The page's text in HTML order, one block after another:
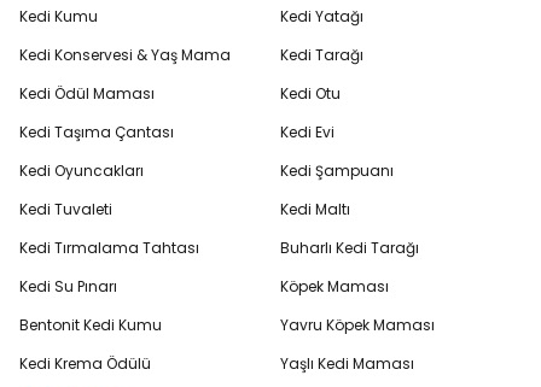
Kedi Kumu
Kedi Konservesi & Yaş Mama
Kedi Ödül Maması
Kedi Taşıma Çantası
Kedi Oyuncakları
Kedi Tuvaleti
Kedi Tırmalama Tahtası
Kedi Su Pınarı
Bentonit Kedi Kumu
Kedi Krema Ödülü
Kedi Yatağı
Kedi Tarağı
Kedi Otu
Kedi Evi
Kedi Şampuanı
Kedi Maltı
Buharlı Kedi Tarağı
Köpek Maması
Yavru Köpek Maması
Yaşlı Kedi Maması